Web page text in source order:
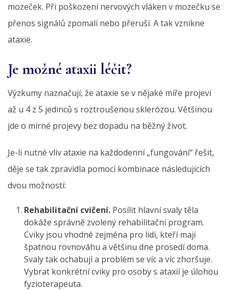
mozeček. Při poškození nervových vláken v mozečku se
přenos signálů zpomalí nebo přeruší. A tak vznikne
ataxie.
Je možné ataxii léčit?
Výzkumy naznačují, že ataxie se v nějaké míře projeví
až u 4 z 5 jedinců s roztroušenou sklerózou. Většinou
jde o mírné projevy bez dopadu na běžný život.
Je-li nutné vliv ataxie na každodenní „fungování“ řešit,
děje se tak zpravidla pomocí kombinace následujících
dvou možností:
Rehabilitační cvičení. Posílit hlavní svaly těla
dokáže správně zvolený rehabilitační program.
Cviky jsou vhodné zejména pro lidi, kteří mají
špatnou rovnováhu a většinu dne prosedí doma.
Svaly tak ochabují a problém se víc a víc zhoršuje.
Vybrat konkrétní cviky pro osoby s ataxií je úlohou
fyzioterapeuta.